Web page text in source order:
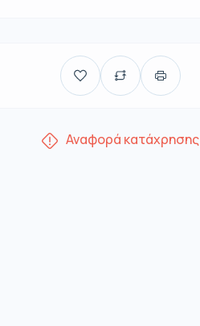
Αναφορά κατάχρησης